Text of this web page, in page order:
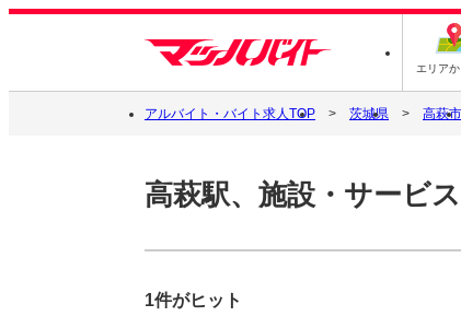
エリア
アルバイト・バイト求人TOP 茨城県 高萩市
高萩駅、施設・サービ
1件がヒット